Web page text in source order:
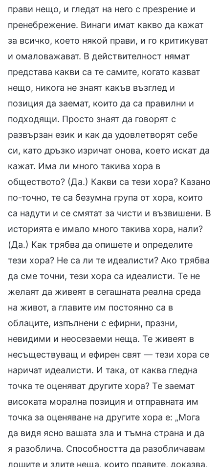
прави нещо, и гледат на него с презрение и
пренебрежение. Винаги имат какво да кажат
за всичко, което някой прави, и го критикуват
и омаловажават. В действителност нямат
представа какви са те самите, когато казват
нещо, никога не знаят какъв възглед и
позиция да заемат, които да са правилни и
подходящи. Просто знаят да говорят с
развързан език и как да удовлетворят себе
си, като дръзко изричат онова, което искат да
кажат. Има ли много такива хора в
обществото? (Да.) Какви са тези хора? Казано
по-точно, те са безумна група от хора, които
са надути и се смятат за чисти и възвишени. В
историята е имало много такива хора, нали?
(Да.) Как трябва да опишете и определите
тези хора? Не са ли те идеалисти? Ако трябва
да сме точни, тези хора са идеалисти. Те не
желаят да живеят в сегашната реална среда
на живот, а главите им постоянно са в
облаците, изпълнени с ефирни, празни,
невидими и неосезаеми неща. Те живеят в
несъществуващ и ефирен свят — тези хора се
наричат идеалисти. И така, от каква гледна
точка те оценяват другите хора? Те заемат
високата морална позиция и отправната им
точка за оценяване на другите хора е: „Мога
да видя ясно вашата зла и тъмна страна и да
я разоблича. Способността да разобличавам
лошите и злите неща, които правите, доказва,